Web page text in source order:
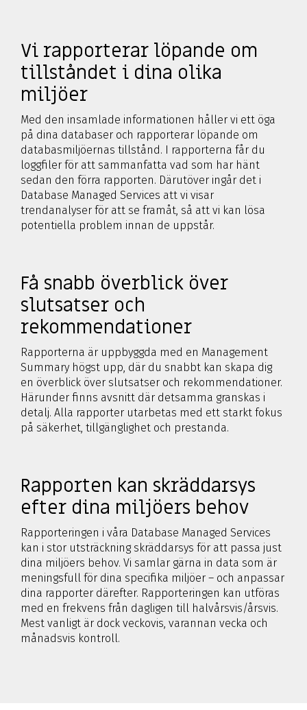
Vi rapporterar löpande om
tillståndet i dina olika
miljöer
Med den insamlade informationen håller vi ett öga
på dina databaser och rapporterar löpande om
databasmiljöernas tillstånd. I rapporterna får du
loggfiler för att sammanfatta vad som har hänt
sedan den förra rapporten. Därutöver ingår det i
Database Managed Services att vi visar
trendanalyser för att se framåt, så att vi kan lösa
potentiella problem innan de uppstår.
Få snabb överblick över
slutsatser och
rekommendationer
Rapporterna är uppbyggda med en Management
Summary högst upp, där du snabbt kan skapa dig
en överblick över slutsatser och rekommendationer.
Härunder finns avsnitt där detsamma granskas i
detalj. Alla rapporter utarbetas med ett starkt fokus
på säkerhet, tillgänglighet och prestanda.
Rapporten kan skräddarsys
efter dina miljöers behov
Rapporteringen i våra Database Managed Services
kan i stor utsträckning skräddarsys för att passa just
dina miljöers behov. Vi samlar gärna in data som är
meningsfull för dina specifika miljöer – och anpassar
dina rapporter därefter. Rapporteringen kan utföras
med en frekvens från dagligen till halvårsvis/årsvis.
Mest vanligt är dock veckovis, varannan vecka och
månadsvis kontroll.